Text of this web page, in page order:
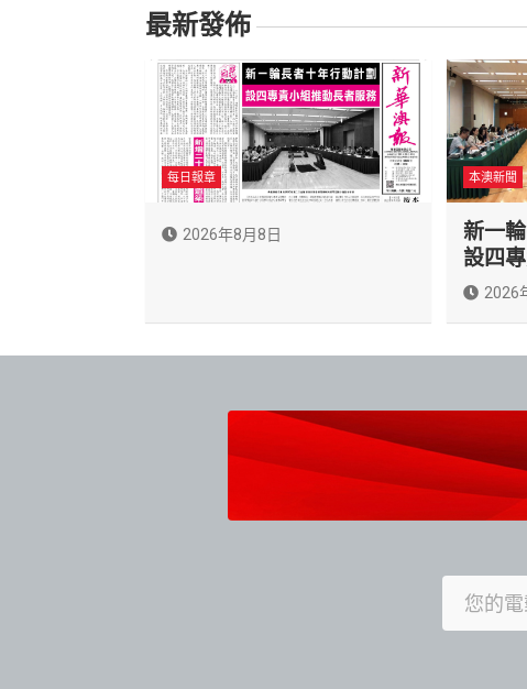
最新發佈
每日報章
2026年8月8日
本澳新聞
新一
設四
2026